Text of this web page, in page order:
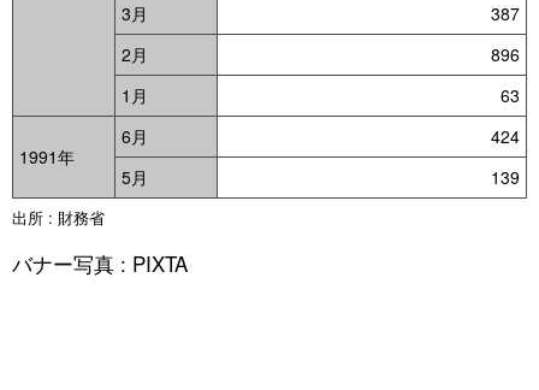
3月
387
2月
896
1月
63
1991年
6月
424
5月
139
出所 : 財務省
バナー写真 : PIXTA